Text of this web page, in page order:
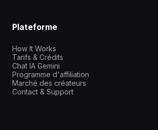
Plateforme
How It Works
Tarifs & Crédits
Chat IA Gemini
Programme d'affiliation
Marché des créateurs
Contact & Support